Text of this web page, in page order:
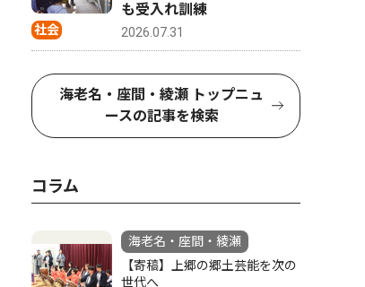
社会
も受入れ訓練
2026.07.31
海老名・座間・綾瀬 トップニュ
ースの記事を検索
コラム
海老名・座間・綾瀬
【寄稿】上郷の郷土芸能を次の
世代へ